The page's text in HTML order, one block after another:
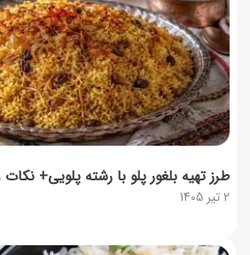
2 تیر 1405
طرز تهیه بلغور پلو با رشته پلویی+